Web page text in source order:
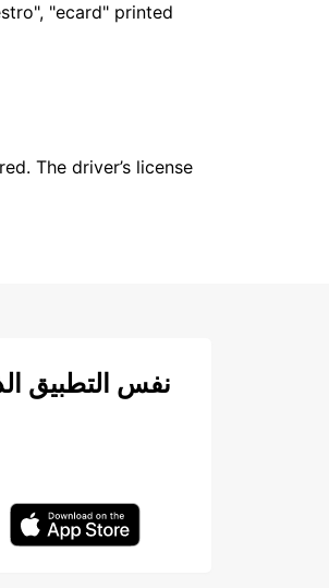
"ecard" printed
The driver’s license
نفس التطبيق